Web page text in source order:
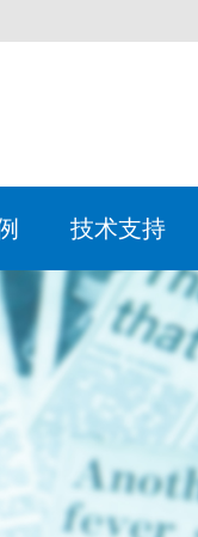
企业文化
软化水设
备 超滤过滤
全程水处
食品行业
超市/学
技术支持
水处理常
行业新闻
办事处
质量保证